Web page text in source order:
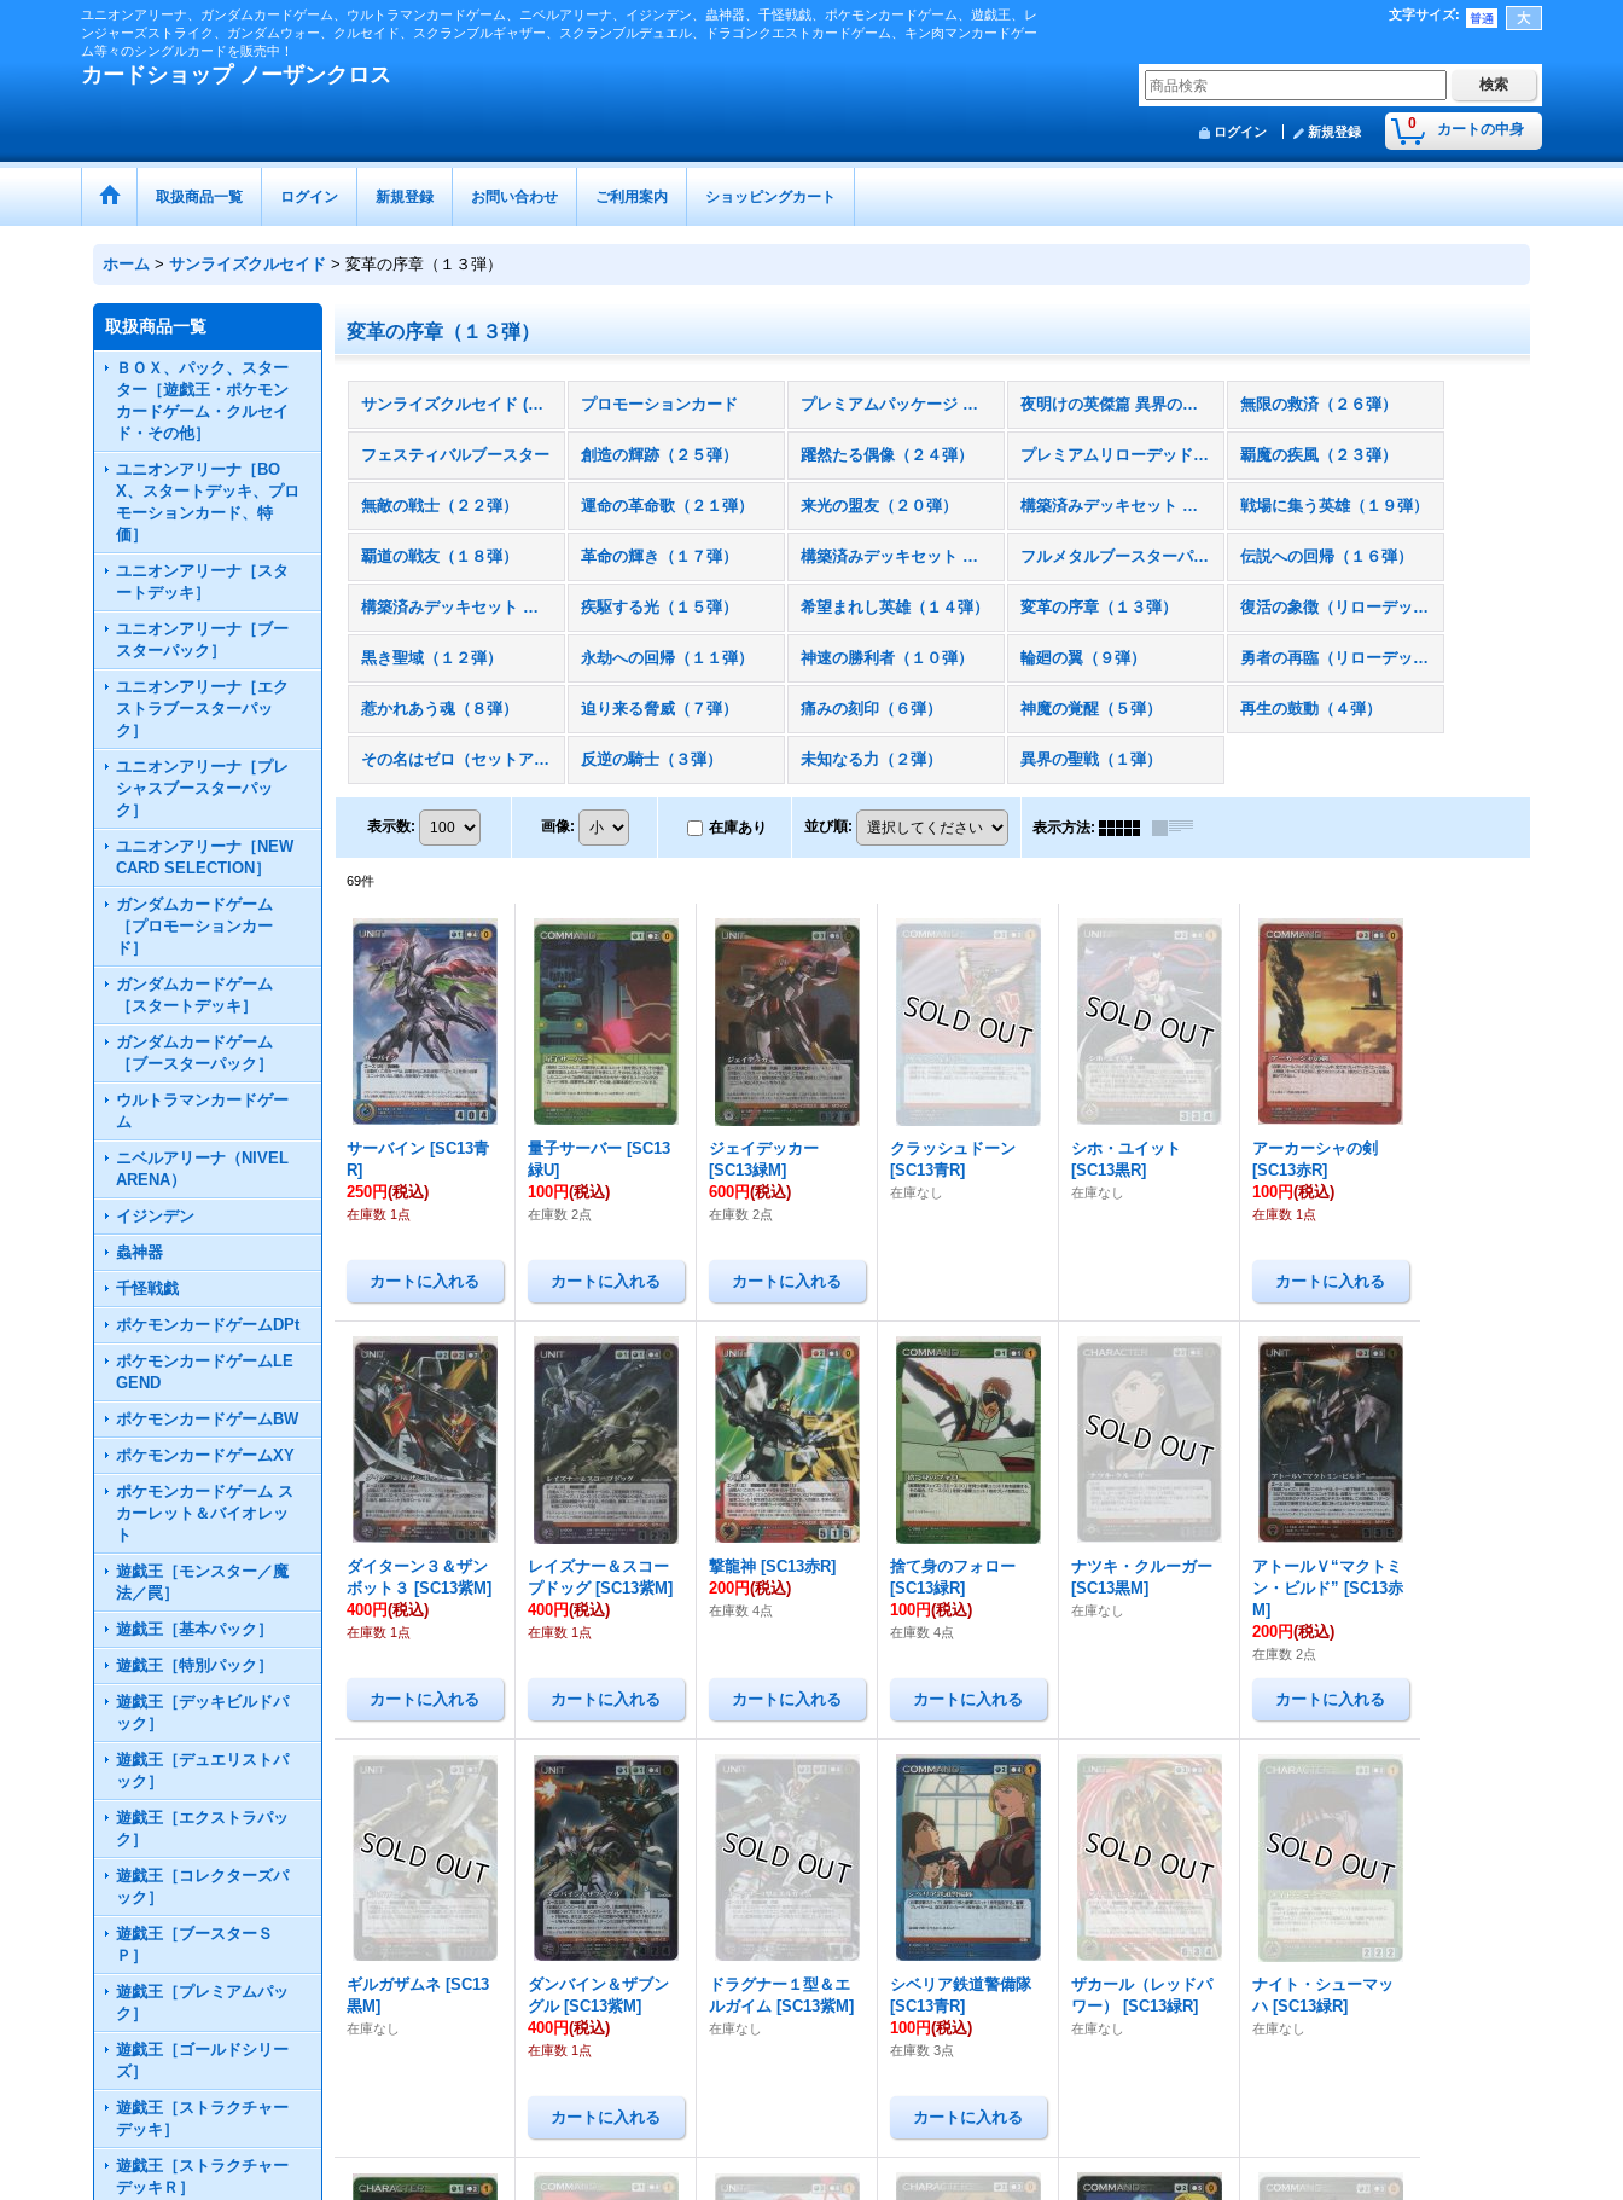
ユニオンアリーナ、ガンダムカードゲーム、ウルトラマンカードゲーム、ニベルアリーナ、イジンデン、蟲神器、千怪戦戯、ポケモンカードゲーム、遊戯王、レ
ンジャーズストライク、ガンダムウォー、クルセイド、スクランブルギャザー、スクランブルデュエル、ドラゴンクエストカードゲーム、キン肉マンカードゲー
ム等々のシングルカードを販売中！
文字サイズ:
カードショップ ノーザンクロス
0 カートの中身
ログイン 新規登録
取扱商品一覧 ログイン 新規登録 お問い合わせ ご利用案内 ショッピングカート
ホーム > サンライズクルセイド > 変革の序章（１３弾）
取扱商品一覧
ＢＯＸ、パック、スター
ター［遊戯王・ポケモン
カードゲーム・クルセイ
ド・その他］
ユニオンアリーナ［BO
X、スタートデッキ、プロ
モーションカード、特
価］
ユニオンアリーナ［スタ
ートデッキ］
ユニオンアリーナ［ブー
スターパック］
ユニオンアリーナ［エク
ストラブースターパッ
ク］
ユニオンアリーナ［プレ
シャスブースターパッ
ク］
ユニオンアリーナ［NEW
CARD SELECTION］
ガンダムカードゲーム
［プロモーションカー
ド］
ガンダムカードゲーム
［スタートデッキ］
ガンダムカードゲーム
［ブースターパック］
ウルトラマンカードゲー
ム
ニベルアリーナ（NIVEL
ARENA）
イジンデン
蟲神器
千怪戦戯
ポケモンカードゲームDPt
ポケモンカードゲームLE
GEND
ポケモンカードゲームBW
ポケモンカードゲームXY
ポケモンカードゲーム ス
カーレット＆バイオレッ
ト
遊戯王［モンスター／魔
法／罠］
遊戯王［基本パック］
遊戯王［特別パック］
遊戯王［デッキビルドパ
ック］
遊戯王［デュエリストパ
ック］
遊戯王［エクストラパッ
ク］
遊戯王［コレクターズパ
ック］
遊戯王［ブースターＳ
Ｐ］
遊戯王［プレミアムパッ
ク］
遊戯王［ゴールドシリー
ズ］
遊戯王［ストラクチャー
デッキ］
遊戯王［ストラクチャー
デッキＲ］
変革の序章（１３弾）
サンライズクルセイド (全商品) プロモーションカード プレミアムパッケージ 〜永遠の路〜 夜明けの英傑篇 異界の神話（２７弾） 無限の救済（２６弾）
フェスティバルブースター 創造の輝跡（２５弾） 躍然たる偶像（２４弾） プレミアムリローデッドセット 覇魔の疾風（２３弾）
無敵の戦士（２２弾） 運命の革命歌（２１弾） 来光の盟友（２０弾） 構築済みデッキセット 暁の超新星 戦場に集う英雄（１９弾）
覇道の戦友（１８弾） 革命の輝き（１７弾） 構築済みデッキセット 革命機ヴァルヴレイヴ フルメタルブースターパック（ＦＢ１） 伝説への回帰（１６弾）
構築済みデッキセット コードギアス 疾駆する光（１５弾） 希望まれし英雄（１４弾） 変革の序章（１３弾） 復活の象徴（リローデッド２）
黒き聖域（１２弾） 永劫への回帰（１１弾） 神速の勝利者（１０弾） 輪廻の翼（９弾） 勇者の再臨（リローデッド）
惹かれあう魂（８弾） 迫り来る脅威（７弾） 痛みの刻印（６弾） 神魔の覚醒（５弾） 再生の鼓動（４弾）
その名はゼロ（セットアップスターター） 反逆の騎士（３弾） 未知なる力（２弾） 異界の聖戦（１弾）
表示数: 画像: 在庫あり 並び順: 表示方法:
69件
サーバイン [SC13青
R]
250円(税込)
在庫数 1点
量子サーバー [SC13
緑U]
100円(税込)
在庫数 2点
ジェイデッカー
[SC13緑M]
600円(税込)
在庫数 2点
クラッシュドーン
[SC13青R]
在庫なし
シホ・ユイット
[SC13黒R]
在庫なし
アーカーシャの剣
[SC13赤R]
100円(税込)
在庫数 1点
ダイターン３＆ザン
ボット３ [SC13紫M]
400円(税込)
在庫数 1点
レイズナー＆スコー
プドッグ [SC13紫M]
400円(税込)
在庫数 1点
撃龍神 [SC13赤R]
200円(税込)
在庫数 4点
捨て身のフォロー
[SC13緑R]
100円(税込)
在庫数 4点
ナツキ・クルーガー
[SC13黒M]
在庫なし
アトールＶ“マクトミ
ン・ビルド” [SC13赤
M]
200円(税込)
在庫数 2点
ギルガザムネ [SC13
黒M]
在庫なし
ダンバイン＆ザブン
グル [SC13紫M]
400円(税込)
在庫数 1点
ドラグナー１型＆エ
ルガイム [SC13紫M]
在庫なし
シベリア鉄道警備隊
[SC13青R]
100円(税込)
在庫数 3点
ザカール（レッドパ
ワー）
[SC13緑R]
在庫なし
ナイト・シューマッ
ハ [SC13緑R]
在庫なし